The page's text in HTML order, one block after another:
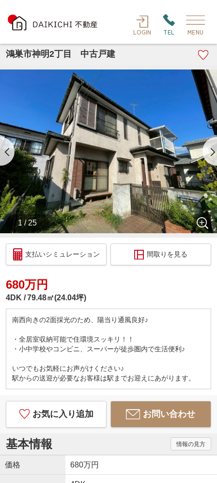
LOGIN TEL MENU
鴻巣市神明2丁目 中古戸建
1 / 25
支払いシミュレーション 間取りを見る
680万円
4DK 79.48㎡(24.04坪)
南西向きの2面採光のため、陽当り通風良好♪
・全居室収納可能で住環境スッキリ！！
・小中学校やコンビニ、スーパーが徒歩圏内で生活便利♪
いつでもお気軽にお声がけください♪
駅からの送迎が必要なお客様は駅までお迎えにあがります。
お気に入り追加 お問い合わせ
基本情報 情報の見方
価格 680万円